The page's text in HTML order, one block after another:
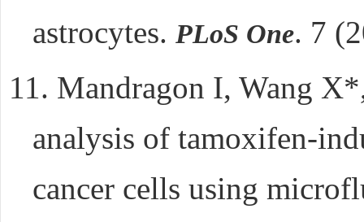
astrocytes. PLoS One. 7
11. Mandragon I, Wang
analysis of tamoxifen-
cancer cells using